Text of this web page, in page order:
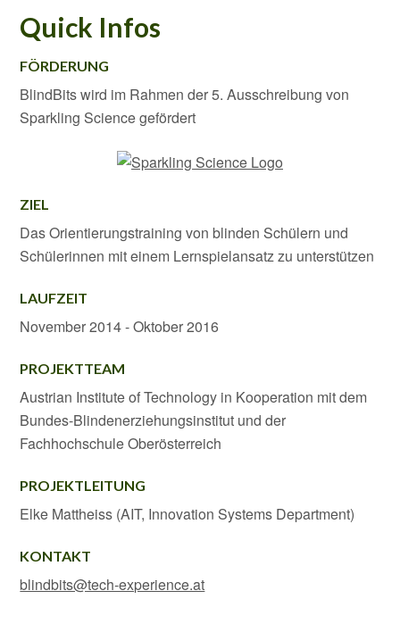
Quick Infos
FÖRDERUNG
BlindBits wird im Rahmen der 5. Ausschreibung von
Sparkling Science gefördert
ZIEL
Das Orientierungstraining von blinden Schülern und
Schülerinnen mit einem Lernspielansatz zu unterstützen
LAUFZEIT
November 2014 - Oktober 2016
PROJEKTTEAM
Austrian Institute of Technology in Kooperation mit dem
Bundes-Blindenerziehungsinstitut und der
Fachhochschule Oberösterreich
PROJEKTLEITUNG
Elke Mattheiss (AIT, Innovation Systems Department)
KONTAKT
blindbits@tech-experience.at